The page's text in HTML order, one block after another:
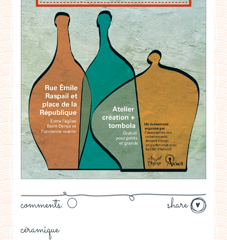
share
comments: 0
céramique